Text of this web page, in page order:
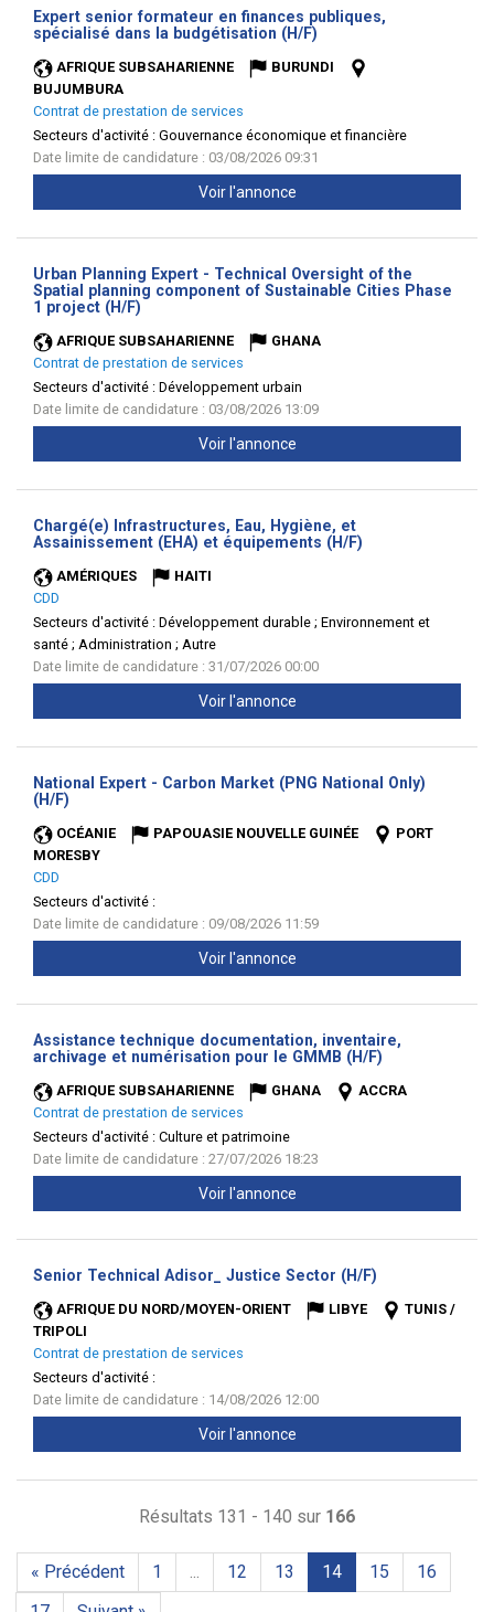
Expert senior formateur en finances publiques,
spécialisé dans la budgétisation (H/F)
AFRIQUE SUBSAHARIENNE
BURUNDI
BUJUMBURA
Contrat de prestation de services
Secteurs d'activité : Gouvernance économique et financière
Date limite de candidature : 03/08/2026 09:31
Voir l'annonce
Urban Planning Expert - Technical Oversight of the
Spatial planning component of Sustainable Cities Phase
1 project (H/F)
AFRIQUE SUBSAHARIENNE
GHANA
Contrat de prestation de services
Secteurs d'activité : Développement urbain
Date limite de candidature : 03/08/2026 13:09
Voir l'annonce
Chargé(e) Infrastructures, Eau, Hygiène, et
Assainissement (EHA) et équipements (H/F)
AMÉRIQUES
HAITI
CDD
Secteurs d'activité : Développement durable ; Environnement et
santé ; Administration ; Autre
Date limite de candidature : 31/07/2026 00:00
Voir l'annonce
National Expert - Carbon Market (PNG National Only)
(H/F)
OCÉANIE PAPOUASIE NOUVELLE GUINÉE
PORT
MORESBY
CDD
Secteurs d'activité :
Date limite de candidature : 09/08/2026 11:59
Voir l'annonce
Assistance technique documentation, inventaire,
archivage et numérisation pour le GMMB (H/F)
AFRIQUE SUBSAHARIENNE GHANA
ACCRA
Contrat de prestation de services
Secteurs d'activité : Culture et patrimoine
Date limite de candidature : 27/07/2026 18:23
Voir l'annonce
Senior Technical Adisor_ Justice Sector (H/F)
AFRIQUE DU NORD/MOYEN-ORIENT LIBYE
TUNIS /
TRIPOLI
Contrat de prestation de services
Secteurs d'activité :
Date limite de candidature : 14/08/2026 12:00
Voir l'annonce
Résultats 131 - 140 sur 166
« Précédent 1 ... 12 13 14 15
16